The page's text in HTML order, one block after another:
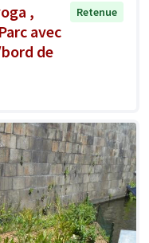
,
avec
de
Retenue